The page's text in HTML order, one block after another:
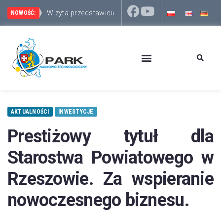
NOWOŚĆ: Wizyta przedstawicieli włosko-słoweńskiego Euror
Park Naukowo-Technologiczny Rzeszów –
AKTUALNOŚCI INWESTYCJE
Prestiżowy tytuł dla
Starostwa Powiatowego w
Rzeszowie. Za wspieranie
nowoczesnego biznesu.